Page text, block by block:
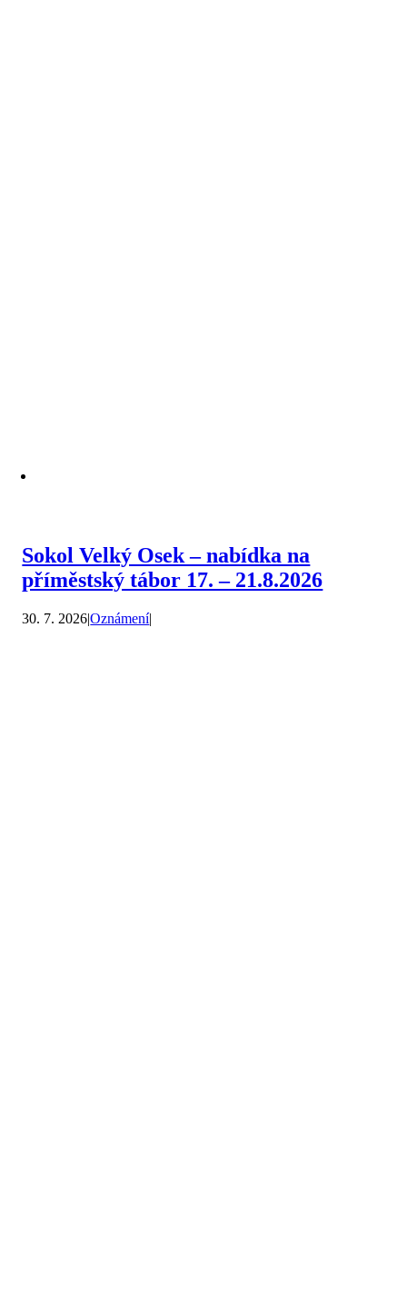
Sokol Velký Osek – nabídka na
příměstský tábor 17. – 21.8.2026
30. 7. 2026|Oznámení|